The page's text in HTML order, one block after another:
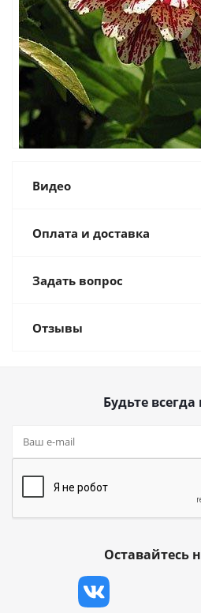
Видео
Оплата и доставка
Задать вопрос
Отзывы
Будьте всегда
Оставайтесь